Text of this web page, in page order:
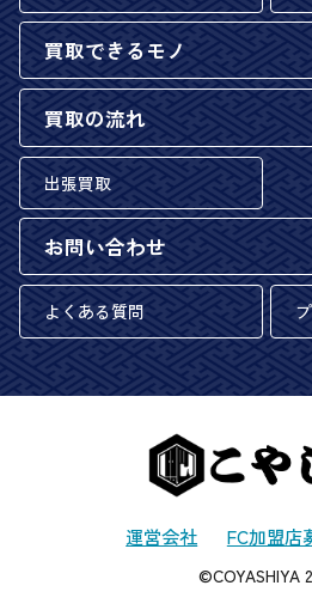
買取できるモノ
買取の流れ
出張買取
お問い合わせ
よくある質問
運営会社 FC加盟店
©COYASHIYA